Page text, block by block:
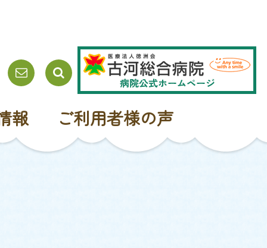
検
索:
報 ご利用者様の声